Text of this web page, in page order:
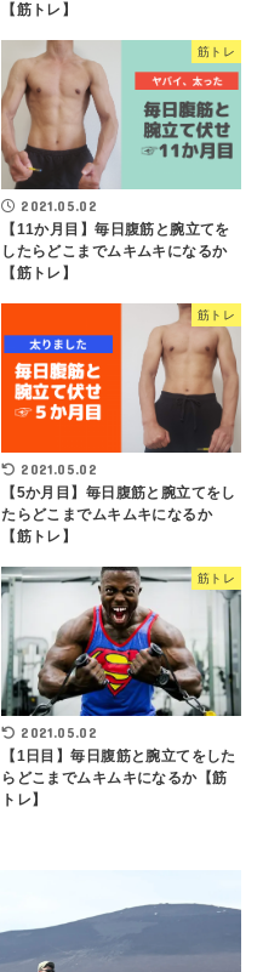
【筋トレ】
筋トレ
2021.05.02
【11か月目】毎日腹筋と腕立てを
したらどこまでムキムキになるか
【筋トレ】
筋トレ
2021.05.02
【5か月目】毎日腹筋と腕立てをし
たらどこまでムキムキになるか
【筋トレ】
筋トレ
2021.05.02
【1日目】毎日腹筋と腕立てをした
らどこまでムキムキになるか【筋
トレ】